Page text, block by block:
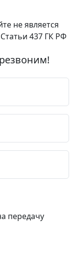
не является
437 ГК РФ
передачу